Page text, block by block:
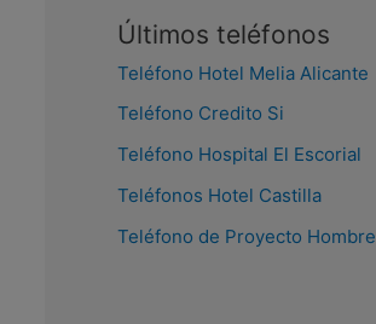
Últimos teléfonos
Teléfono Hotel Melia Alicante
Teléfono Credito Si
Teléfono Hospital El Escorial
Teléfonos Hotel Castilla
Teléfono de Proyecto Hombre